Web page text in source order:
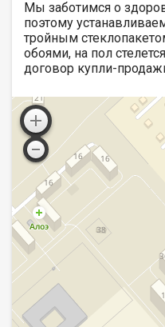
Мы заботимся о
поэтому
тройным
обоями, на пол
договор купли-